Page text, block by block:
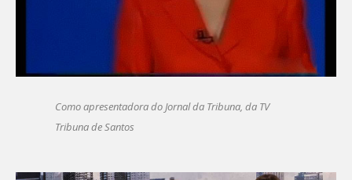
Como apresentadora do Jornal da Tribuna, da TV
Tribuna de Santos